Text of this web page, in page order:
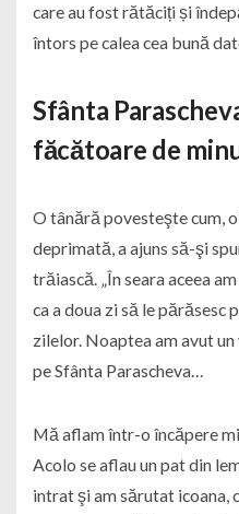
care au fost rătăciți și
întors pe calea cea bună
Sfânta
făcătoare de
O tânără povesteşte cum,
deprimată, a ajuns să-şi
trăiască. „În seara aceea
ca a doua zi să le părăsesc
zilelor. Noaptea am avut
pe Sfânta Parascheva…
Mă aflam într-o încăpere
Acolo se aflau un pat din
intrat şi am sărutat icoana,